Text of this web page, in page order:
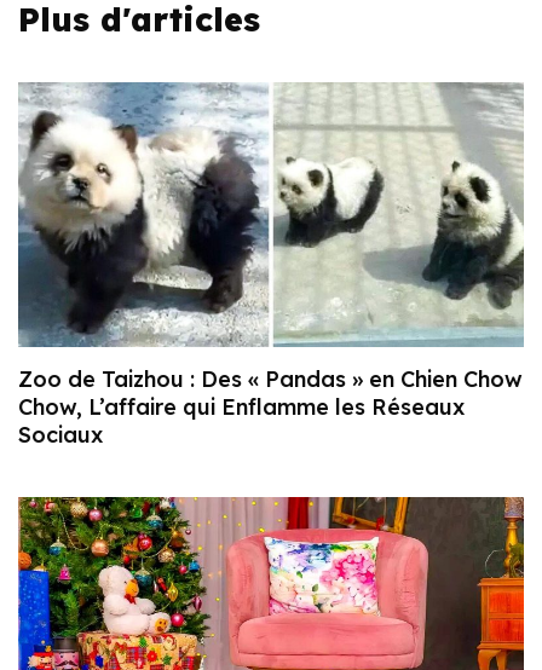
Plus d'articles
Zoo de Taizhou : Des « Pandas » en Chien Chow
Chow, L’affaire qui Enflamme les Réseaux
Sociaux